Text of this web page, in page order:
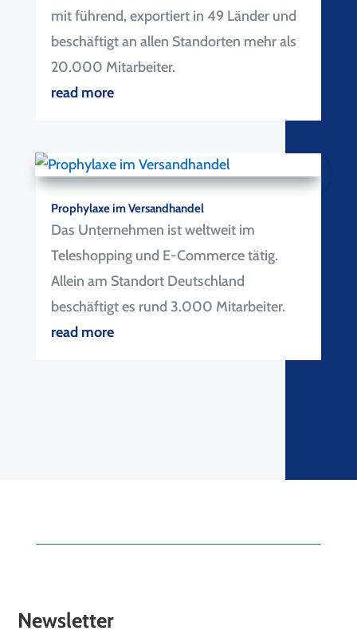
mit führend, exportiert in 49 Länder und
beschäftigt an allen Standorten mehr als
20.000 Mitarbeiter.
read more
Prophylaxe im Versandhandel
Das Unternehmen ist weltweit im
Teleshopping und E-Commerce tätig.
Allein am Standort Deutschland
beschäftigt es rund 3.000 Mitarbeiter.
read more
Newsletter